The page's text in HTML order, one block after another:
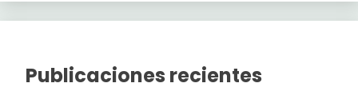
Publicaciones recientes